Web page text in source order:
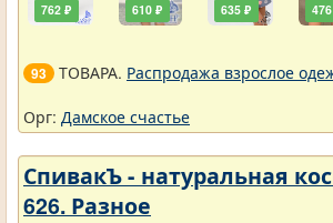
762 ₽ 610 ₽ 635 ₽
93 ТОВАРА. Распродажа взрослое
Орг: Дамское счастье
СпивакЪ - натуральная
626. Разное